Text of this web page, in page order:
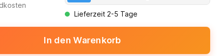
Lieferzeit 2-5 Tage
In den Warenkorb